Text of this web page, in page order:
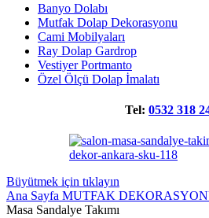
Banyo Dolabı
Mutfak Dolap Dekorasyonu
Cami Mobilyaları
Ray Dolap Gardrop
Vestiyer Portmanto
Özel Ölçü Dolap İmalatı
Tel: 0532 318
Büyütmek için tıklayın
Ana Sayfa MUTFAK
Masa Sandalye Takımı